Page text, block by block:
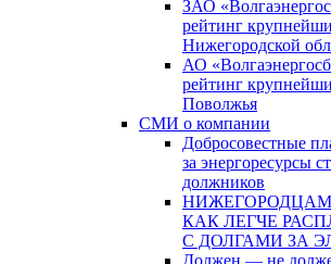
ЗАО
рейтинг
Нижегородской
АО
рейтинг
Поволжья
СМИ о компании
Добросовестные
за энергоресурсы
должников
НИЖЕГОРОДЦАМ
КАК ЛЕГЧЕ
С ДОЛГАМИ ЗА